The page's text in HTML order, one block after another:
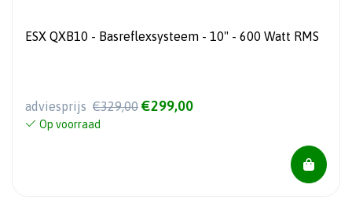
ESX QXB10 - Basreflexsysteem - 10" - 600 Watt RMS
adviesprijs €329,00 €299,00
Op voorraad